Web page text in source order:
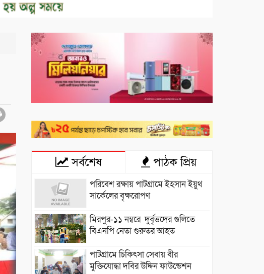
সর্বশেষ পাঠক প্রিয়
পরিবেশ রক্ষায় পাটগ্রামে ইহসান ইয়ুথ
সার্কেলের বৃক্ষরোপণ
মিরপুর-১১ নম্বরে দুর্বৃত্তদের গুলিতে
বিএনপি নেতা গুরুতর আহত
পাটগ্রামে চিকিৎসা সেবায় বীর
মুক্তিযোদ্ধা দবির উদ্দিন ফাউন্ডেশন